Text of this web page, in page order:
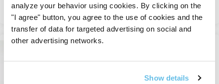
analyze your behavior using cookies. By clicking on the
"I agree" button, you agree to the use of cookies and the
transfer of data for targeted advertising on social and
other advertising networks.
Show details
Ver